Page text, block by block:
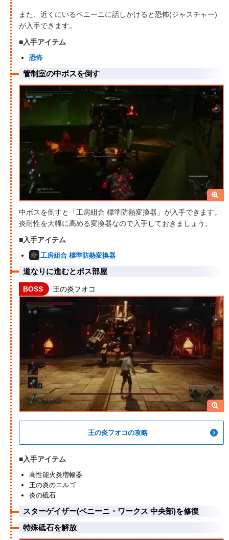
また、近くにいるベニーニに話しかけると恐怖(ジャスチャー)
が入手できます。
■入手アイテム
恐怖
管制室の中ボスを倒す
中ボスを倒すと「工房組合 標準防熱変換器」が入手できます。
炎耐性を大幅に高める変換器なので入手しておきましょう。
■入手アイテム
工房組合 標準防熱変換器
道なりに進むとボス部屋
BOSS 王の炎フオコ
王の炎フオコの攻略
■入手アイテム
高性能火炎増幅器
王の炎のエルゴ
炎の砥石
スターゲイザー(ベニーニ・ワークス 中央部)を修復
特殊砥石を解放